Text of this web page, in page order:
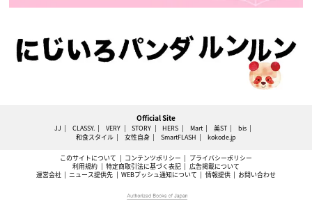
Official Site
JJ CLASSY. VERY STORY HERS Mart 美ST
bis
和食スタイル
女性自身 SmartFLASH kokode.jp
このサイトについて コンテンツポリシー
プライバシーポリシー
利用規約
特定商取引法に基づく表記
広告掲載について
運営会社
ニュース提供先 WEBプッシュ通知について 情報提供 お問い合わせ